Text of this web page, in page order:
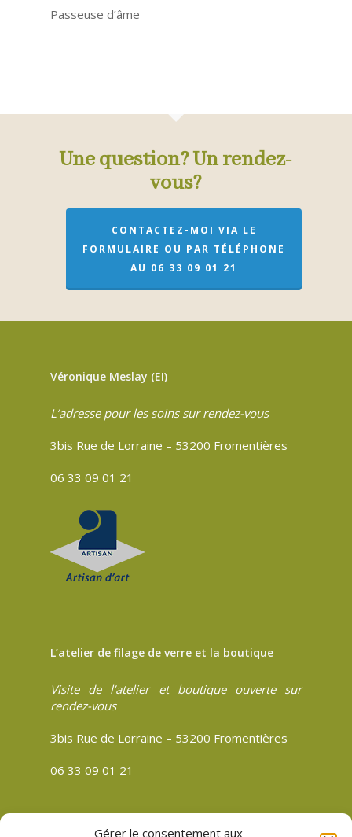
Gérer le consentement aux
Passeuse d’âme
Une question? Un rendez-
vous?
CONTACTEZ-MOI VIA LE
FORMULAIRE OU PAR TÉLÉPHONE
AU 06 33 09 01 21
Véronique Meslay (EI)
L’adresse pour les soins sur rendez-vous
3bis Rue de Lorraine – 53200 Fromentières
06 33 09 01 21
L’atelier de filage de verre et la boutique
Visite de l’atelier et boutique ouverte sur
rendez-vous
3bis Rue de Lorraine – 53200 Fromentières
06 33 09 01 21